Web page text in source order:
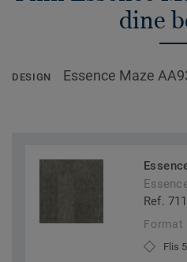
dine
DESIGN Essence Maze
Ref.
Format
Flis